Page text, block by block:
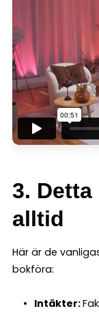
3.
alltid
Här är de
bokföra:
Intäkter: